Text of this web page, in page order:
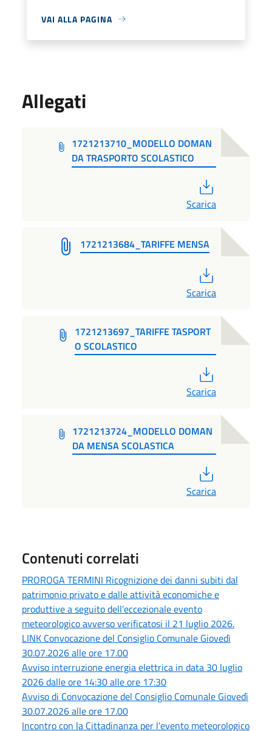
VAI ALLA PAGINA
Allegati
1721213710_MODELLO DOMAN
DA TRASPORTO SCOLASTICO
Scarica
1721213684_TARIFFE MENSA
Scarica
1721213697_TARIFFE TASPORT
O SCOLASTICO
Scarica
1721213724_MODELLO DOMAN
DA MENSA SCOLASTICA
Scarica
Contenuti correlati
PROROGA TERMINI Ricognizione dei danni subiti dal
patrimonio privato e dalle attività economiche e
produttive a seguito dell’eccezionale evento
meteorologico avverso verificatosi il 21 luglio 2026.
LINK Convocazione del Consiglio Comunale Giovedì
30.07.2026 alle ore 17.00
Avviso interruzione energia elettrica in data 30 luglio
2026 dalle ore 14:30 alle ore 17:30
Avviso di Convocazione del Consiglio Comunale Giovedì
30.07.2026 alle ore 17.00
Incontro con la Cittadinanza per l'evento meteorologico